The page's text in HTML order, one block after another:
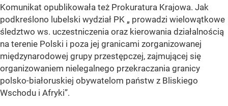
Komunikat opublikowała też Prokuratura Krajowa. Jak
podkreślono lubelski wydział PK „ prowadzi wielowątkowe
śledztwo ws. uczestniczenia oraz kierowania działalnością
na terenie Polski i poza jej granicami zorganizowanej
międzynarodowej grupy przestępczej, zajmującej się
organizowaniem nielegalnego przekraczania granicy
polsko-białoruskiej obywatelom państw z Bliskiego
Wschodu i Afryki”.